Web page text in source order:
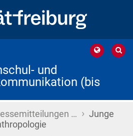
und
(bis
… › Junge